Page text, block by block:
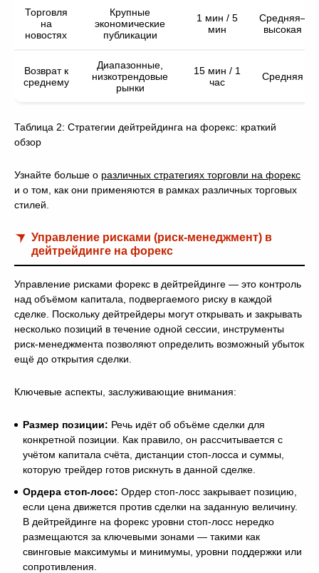
Торговля
на
новостях
Крупные
экономические
публикации
1 мин / 5
мин
Средняя–
высокая
Возврат к
среднему
Диапазонные,
низкотрендовые
рынки
15 мин / 1
час
Средняя
Таблица 2: Стратегии дейтрейдинга на форекс: краткий
обзор
Узнайте больше о различных стратегиях торговли на форекс
и о том, как они применяются в рамках различных торговых
стилей.
Управление рисками (риск-менеджмент) в
дейтрейдинге на форекс
Управление рисками форекс в дейтрейдинге — это контроль
над объёмом капитала, подвергаемого риску в каждой
сделке. Поскольку дейтрейдеры могут открывать и закрывать
несколько позиций в течение одной сессии, инструменты
риск-менеджмента позволяют определить возможный убыток
ещё до открытия сделки.
Ключевые аспекты, заслуживающие внимания:
Размер позиции: Речь идёт об объёме сделки для
конкретной позиции. Как правило, он рассчитывается с
учётом капитала счёта, дистанции стоп-лосса и суммы,
которую трейдер готов рискнуть в данной сделке.
Ордера стоп-лосс: Ордер стоп-лосс закрывает позицию,
если цена движется против сделки на заданную величину.
В дейтрейдинге на форекс уровни стоп-лосс нередко
размещаются за ключевыми зонами — такими как
свинговые максимумы и минимумы, уровни поддержки или
сопротивления.